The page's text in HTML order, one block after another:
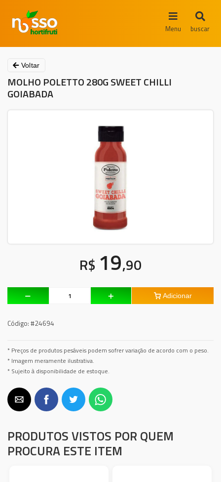
Menu buscar
Voltar
MOLHO POLETTO 280G SWEET CHILLI
GOIABADA
R$ 19,90
Adicionar
Código:#24694
* Preços de produtos pesáveis podem sofrer variação de acordo com o peso.
* Imagem meramente ilustrativa.
* Sujeito à disponibilidade de estoque.
PRODUTOS VISTOS POR QUEM
PROCURA ESTE ITEM